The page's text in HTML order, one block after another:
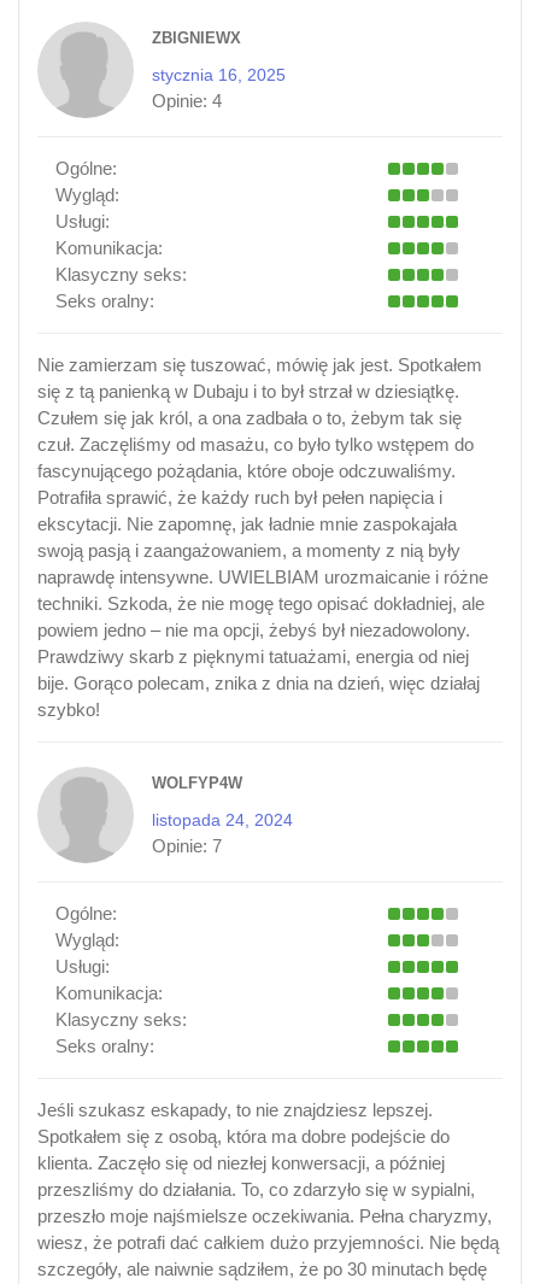
ZBIGNIEWX
stycznia 16, 2025
Opinie: 4
Ogólne:
Wygląd:
Usługi:
Komunikacja:
Klasyczny seks:
Seks oralny:
Nie zamierzam się tuszować, mówię jak jest. Spotkałem
się z tą panienką w Dubaju i to był strzał w dziesiątkę.
Czułem się jak król, a ona zadbała o to, żebym tak się
czuł. Zaczęliśmy od masażu, co było tylko wstępem do
fascynującego pożądania, które oboje odczuwaliśmy.
Potrafiła sprawić, że każdy ruch był pełen napięcia i
ekscytacji. Nie zapomnę, jak ładnie mnie zaspokajała
swoją pasją i zaangażowaniem, a momenty z nią były
naprawdę intensywne. UWIELBIAM urozmaicanie i różne
techniki. Szkoda, że nie mogę tego opisać dokładniej, ale
powiem jedno – nie ma opcji, żebyś był niezadowolony.
Prawdziwy skarb z pięknymi tatuażami, energia od niej
bije. Gorąco polecam, znika z dnia na dzień, więc działaj
szybko!
WOLFYP4W
listopada 24, 2024
Opinie: 7
Ogólne:
Wygląd:
Usługi:
Komunikacja:
Klasyczny seks:
Seks oralny:
Jeśli szukasz eskapady, to nie znajdziesz lepszej.
Spotkałem się z osobą, która ma dobre podejście do
klienta. Zaczęło się od niezłej konwersacji, a później
przeszliśmy do działania. To, co zdarzyło się w sypialni,
przeszło moje najśmielsze oczekiwania. Pełna charyzmy,
wiesz, że potrafi dać całkiem dużo przyjemności. Nie będą
szczegóły, ale naiwnie sądziłem, że po 30 minutach będę